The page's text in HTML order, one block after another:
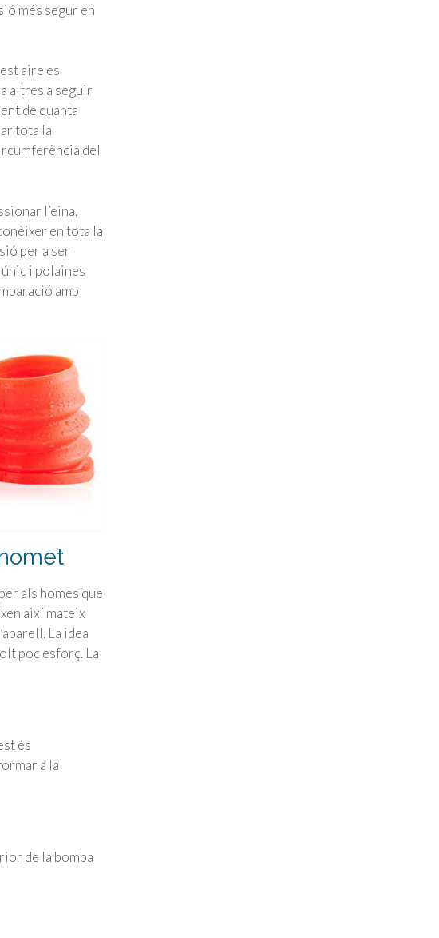
més segur en
aire es
altres a seguir
de quanta
tota la
del
l’eina,
en tota la
per a ser
i polaines
amb
als homes que
així mateix
La idea
poc esforç. La
és
a la
de la bomba